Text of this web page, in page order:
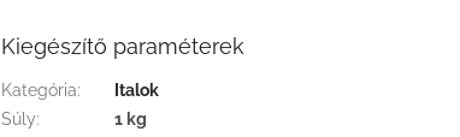
Kiegészítő paraméterek
Kategória:
Italok
Súly:
1 kg